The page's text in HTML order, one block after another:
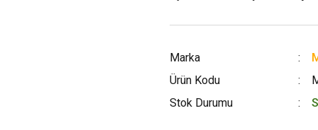
Marka
Ürün Kodu
Stok Durumu